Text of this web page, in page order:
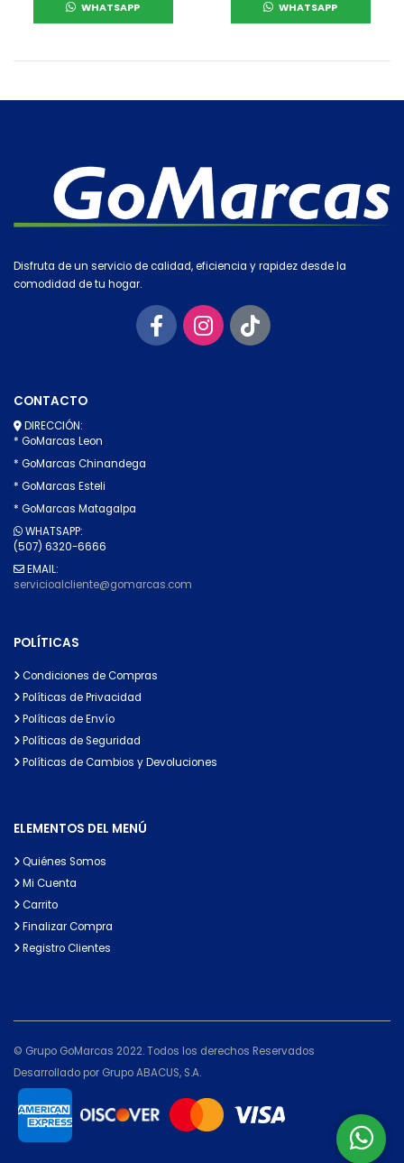
WHATSAPP WHATSAPP
Disfruta de un servicio de calidad, eficiencia y rapidez desde la
comodidad de tu hogar.
CONTACTO
DIRECCIÓN:
* GoMarcas Leon
* GoMarcas Chinandega
* GoMarcas Esteli
* GoMarcas Matagalpa
WHATSAPP:
(507) 6320-6666
EMAIL:
servicioalcliente@gomarcas.com
POLÍTICAS
Condiciones de Compras
Políticas de Privacidad
Políticas de Envío
Políticas de Seguridad
Políticas de Cambios y Devoluciones
ELEMENTOS DEL MENÚ
Quiénes Somos
Mi Cuenta
Carrito
Finalizar Compra
Registro Clientes
© Grupo GoMarcas 2022. Todos los derechos Reservados
Desarrollado por Grupo ABACUS, S.A.